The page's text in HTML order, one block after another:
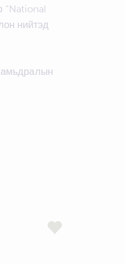
“National
нийтэд
амьдралын